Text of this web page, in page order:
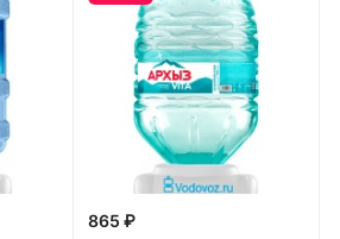
865 ₽